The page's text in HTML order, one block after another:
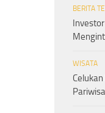
BERITA
WISATA